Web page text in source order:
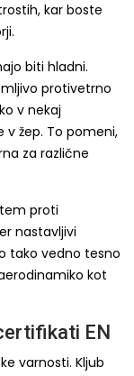
kar boste
biti hladni.
protivetrno
v nekaj
v žep. To pomeni,
za različne
proti
nastavljivi
tako vedno tesno
kot
EN
varnosti. Kljub